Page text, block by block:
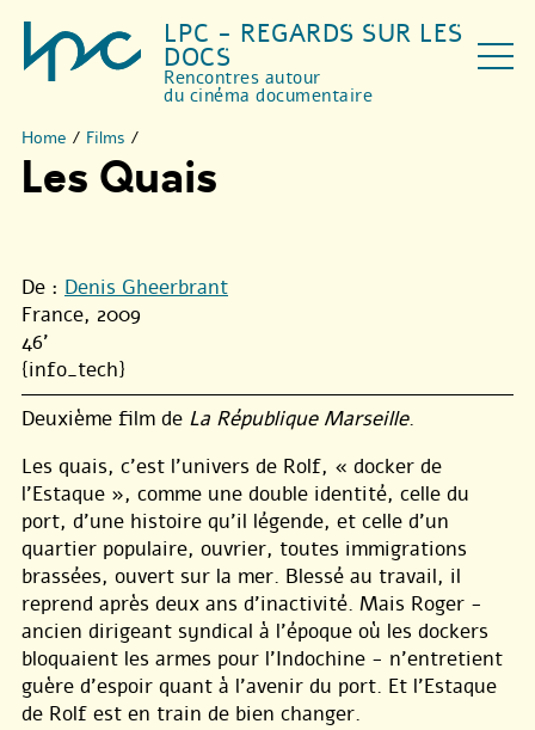
LPC - REGARDS SUR LES
DOCS
Rencontres autour
du cinéma documentaire
Home / Films /
Les Quais
De : Denis Gheerbrant
France, 2009
46'
{info_tech}
Deuxième film de La République Marseille.
Les quais, c’est l’univers de Rolf, « docker de
l’Estaque », comme une double identité, celle du
port, d’une histoire qu’il légende, et celle d’un
quartier populaire, ouvrier, toutes immigrations
brassées, ouvert sur la mer. Blessé au travail, il
reprend après deux ans d’inactivité. Mais Roger -
ancien dirigeant syndical à l’époque où les dockers
bloquaient les armes pour l’Indochine - n’entretient
guère d’espoir quant à l’avenir du port. Et l’Estaque
de Rolf est en train de bien changer.